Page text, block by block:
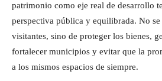
patrimonio como eje real de desarrollo
perspectiva pública y equilibrada. No se
visitantes, sino de proteger los bienes,
fortalecer municipios y evitar que la
a los mismos espacios de siempre.